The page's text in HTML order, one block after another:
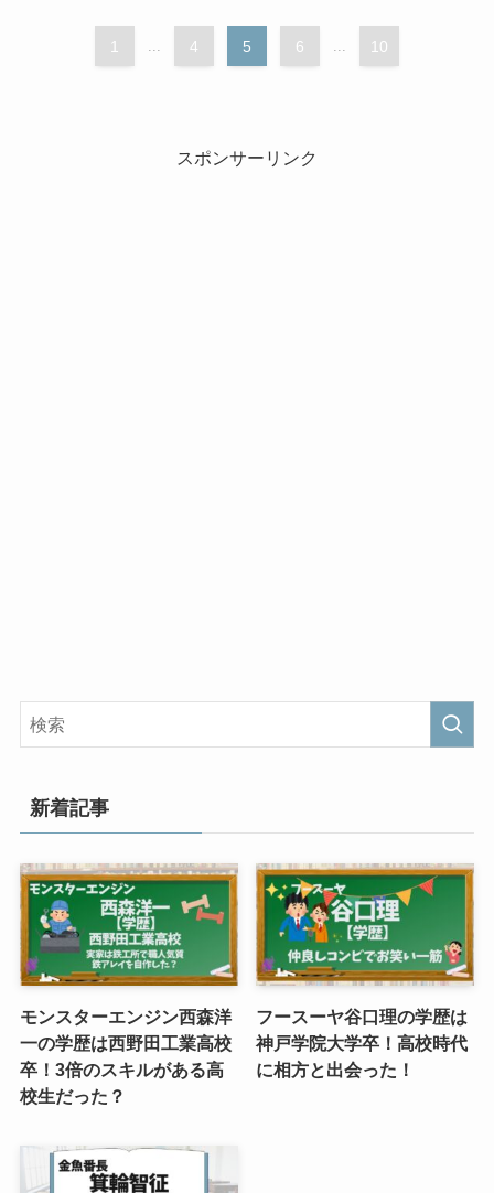
1 ... 4 5 6 ... 10
スポンサーリンク
新着記事
モンスターエンジン西森洋
一の学歴は西野田工業高校
卒！3倍のスキルがある高
校生だった？
フースーヤ谷口理の学歴は
神戸学院大学卒！高校時代
に相方と出会った！